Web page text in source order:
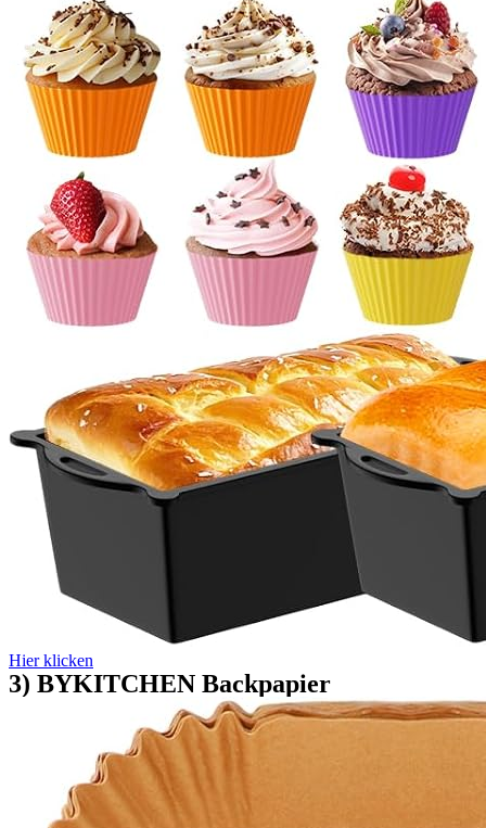
Hier klicken
3) BYKITCHEN Backpapier